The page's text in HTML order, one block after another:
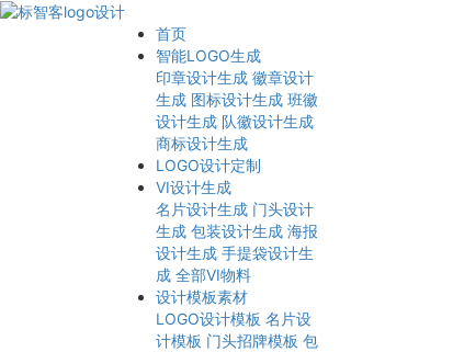
首页
智能LOGO生成
印章设计生成 徽章设计
生成 图标设计生成 班徽
设计生成 队徽设计生成
商标设计生成
LOGO设计定制
VI设计生成
名片设计生成 门头设计
生成 包装设计生成 海报
设计生成 手提袋设计生
成 全部VI物料
设计模板素材
LOGO设计模板 名片设
计模板 门头招牌模板 包